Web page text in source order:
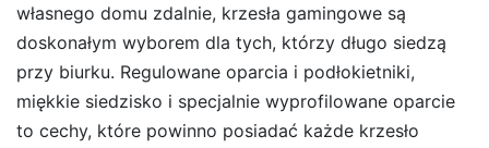
własnego domu zdalnie, krzesła gamingowe są
doskonałym wyborem dla tych, którzy długo siedzą
przy biurku. Regulowane oparcia i podłokietniki,
miękkie siedzisko i specjalnie wyprofilowane oparcie
to cechy, które powinno posiadać każde krzesło